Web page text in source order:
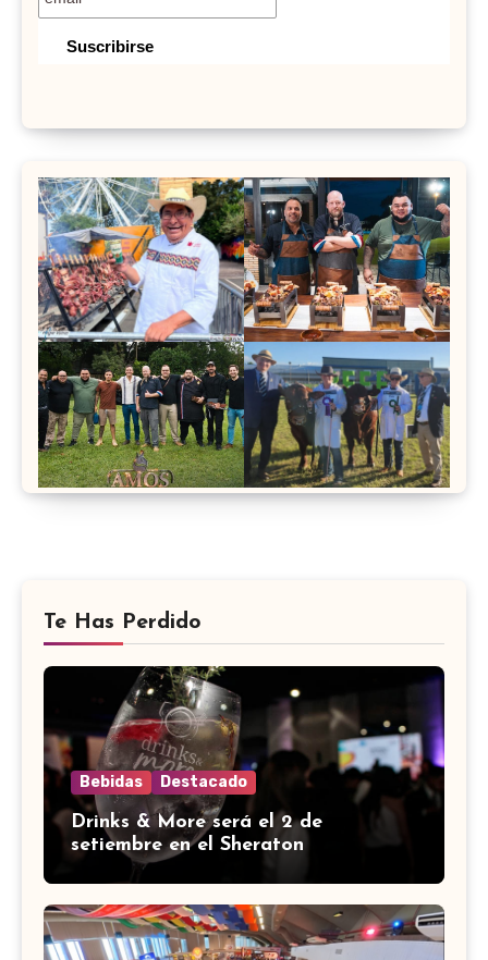
Te Has Perdido
Bebidas Destacado
Drinks & More será el 2 de
setiembre en el Sheraton